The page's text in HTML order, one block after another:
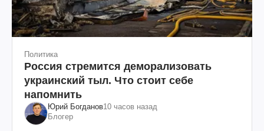
Политика
Россия стремится деморализовать
украинский тыл. Что стоит себе
напомнить
Юрий Богданов10 часов назад
Блогер